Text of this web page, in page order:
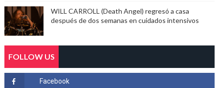
WILL CARROLL (Death Angel) regresó a casa
después de dos semanas en cuidados intensivos
FOLLOW US